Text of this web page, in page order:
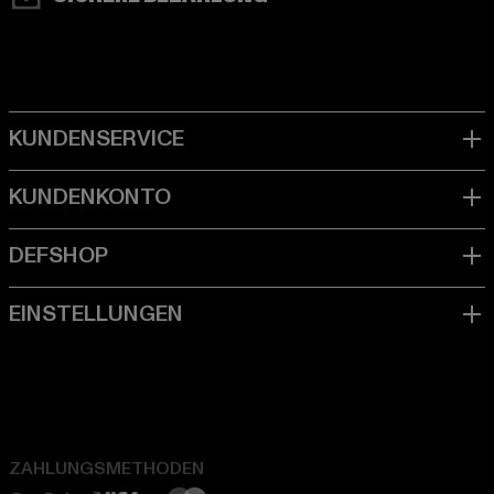
ZAHLUNGSMETHODEN